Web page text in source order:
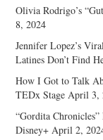
Olivia Rodrigo’s
8, 2024
Jennifer Lopez’s
Latines Don’t Find
How I Got to Talk
TEDx Stage April 3,
“Gordita
Disney+ April 2,